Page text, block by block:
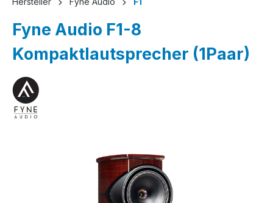
Fyne Audio F1-8
Kompaktlautsprecher (1Paar)